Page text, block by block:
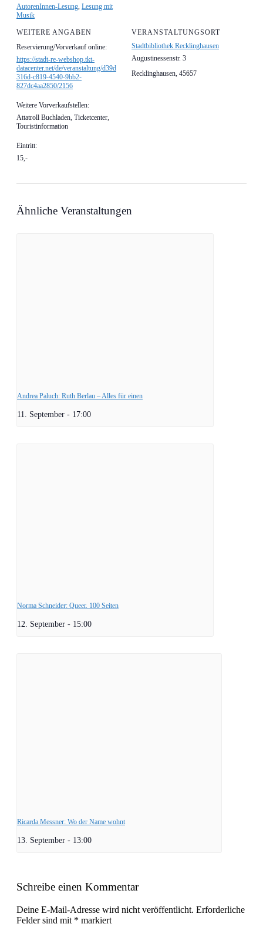
AutorenInnen-Lesung Lesung mit
Musik
VERANSTALTUNGSORT
Stadtbibliothek Recklinghausen
Augustinessenstr. 3
Recklinghausen 45657
WEITERE ANGABEN
Reservierung/Vorverkauf online:
https://stadt-re-webshop.tkt-
datacenter.net/de/veranstaltung/d39d
316d-c819-4540-9bb2-
827dc4aa2850/2156
Weitere Vorverkaufstellen:
Attatroll Buchladen, Ticketcenter,
Touristinformation
Eintritt:
15,-
Ähnliche Veranstaltungen
Andrea Paluch: Ruth Berlau – Alles für einen
11. September - 17:00
Norma Schneider: Queer. 100 Seiten
12. September - 15:00
Ricarda Messner: Wo der Name wohnt
13. September - 13:00
Schreibe einen Kommentar
Deine E-Mail-Adresse wird nicht veröffentlicht. Erforderliche
Felder sind mit * markiert